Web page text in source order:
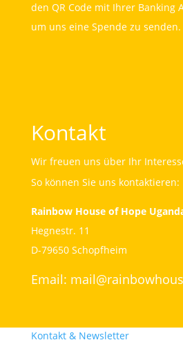
den QR Code mit Ihrer Banking
um uns eine Spende zu senden.
Kontakt
Wir freuen uns über Ihr
So können Sie uns kontaktieren:
Rainbow House of Hope
Hegnestr. 11
D-79650 Schopfheim
Email:
Kontakt & Newsletter